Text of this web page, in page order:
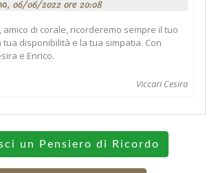
06/06/2022 ore 20:08
amico di corale, ricorderemo sempre il tuo
tua disponibilità e la tua simpatia. Con
e Enrico.
Viccari Cesira
un Pensiero di Ricordo